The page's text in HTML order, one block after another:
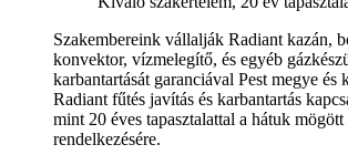
Szakembereink vállalják Radiant kazán,
konvektor, vízmelegítő, és egyéb
karbantartását garanciával Pest megye és
Radiant fűtés javítás és karbantartás
mint 20 éves tapasztalattal a hátuk
rendelkezésére.